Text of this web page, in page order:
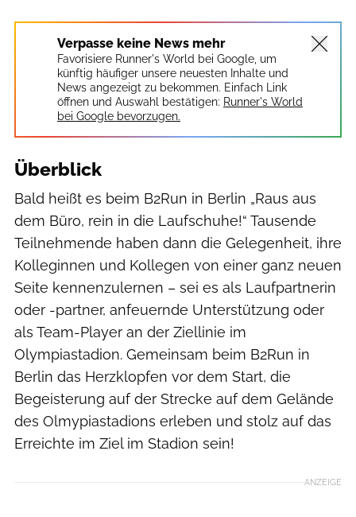
Verpasse keine News mehr
Favorisiere Runner's World bei Google, um
künftig häufiger unsere neuesten Inhalte und
News angezeigt zu bekommen. Einfach Link
öffnen und Auswahl bestätigen: Runner's World
bei Google bevorzugen.
Überblick
Bald heißt es beim B2Run in Berlin „Raus aus
dem Büro, rein in die Laufschuhe!“ Tausende
Teilnehmende haben dann die Gelegenheit, ihre
Kolleginnen und Kollegen von einer ganz neuen
Seite kennenzulernen – sei es als Laufpartnerin
oder -partner, anfeuernde Unterstützung oder
als Team-Player an der Ziellinie im
Olympiastadion. Gemeinsam beim B2Run in
Berlin das Herzklopfen vor dem Start, die
Begeisterung auf der Strecke auf dem Gelände
des Olmypiastadions erleben und stolz auf das
Erreichte im Ziel im Stadion sein!
ANZEIGE